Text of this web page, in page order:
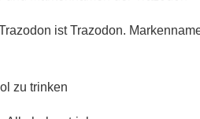
ist Trazodon.
zu trinken